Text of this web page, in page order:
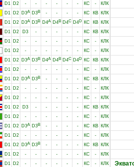
D1 D2 - - - - - - КС - КЛК
D1 D2 D3A D3B - - - - КС КВ КЛК
D1 D2 D3A D3B D4A D4B D4C D4D КС КВ КЛК
D1 D2 D3 - - - - - КС КВ КЛК
D1 D2 - - - - - - КС - КЛК
D1 D2 - - - - - - КС - КЛК
D1 D2 D3A D3B D4A D4B D4C D4D КС КВ
КЛК
D1 D2 - - - - - - КС - КЛК
D1 D2 D3A D3B - - - - КС КВ КЛК
D1 D2 - - - - - - КС - КЛК
D1 D2 - - - - - - КС - КЛК
D1 D2 D3 - - - - - КС КВ КЛК
D1 D2 - - - - - - КС -
КЛК
D1 D2 D3A D3B - - - - КС КВ КЛК
D1 D2 - - - - - - КС - КЛК
D1 D2 D3A D3B - - - - КС КВ КЛК
D1 D2 - - - - - - КС - КЛК
D1 D2 - - - - - - КС - КЛК